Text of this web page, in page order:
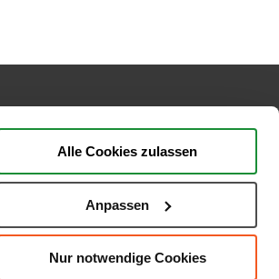
Alle Cookies zulassen
Anpassen
Nur notwendige Cookies
BEWERTUNGEN